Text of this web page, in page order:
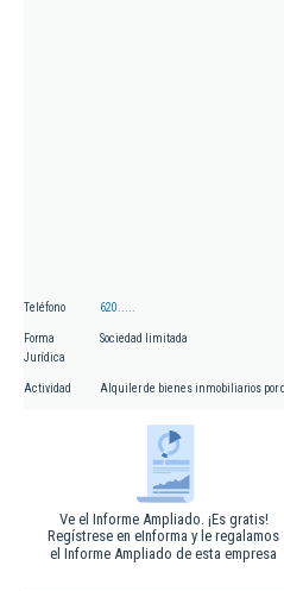
Teléfono 620.....
Forma
Jurídica
Sociedad limitada
Actividad Alquiler de bienes inmobiliarios por
Ve el Informe Ampliado. ¡Es gratis!
Regístrese en eInforma y le regalamos
el Informe Ampliado de esta empresa